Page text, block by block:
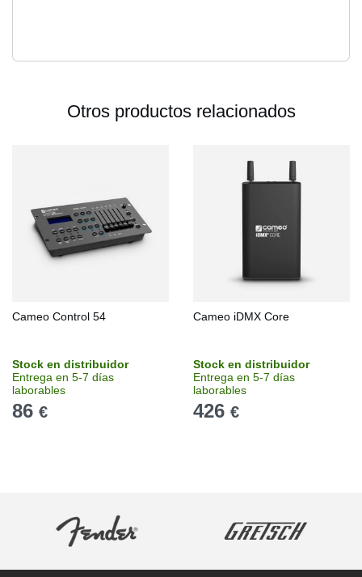
Otros productos relacionados
Cameo Control 54
Stock en distribuidor
Entrega en 5-7 días
laborables
86 €
Cameo iDMX Core
Stock en distribuidor
Entrega en 5-7 días
laborables
426 €